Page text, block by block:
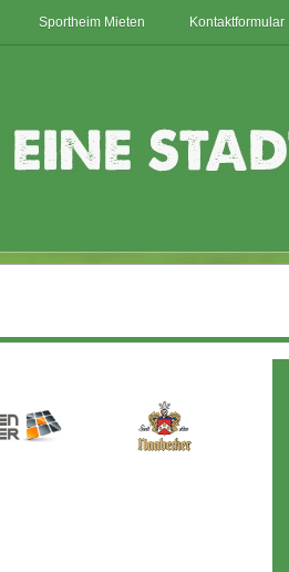
Sportheim Mieten Kontaktformular